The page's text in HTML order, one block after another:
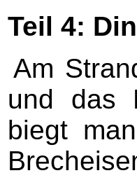
Teil 4:
Am
und das
biegt